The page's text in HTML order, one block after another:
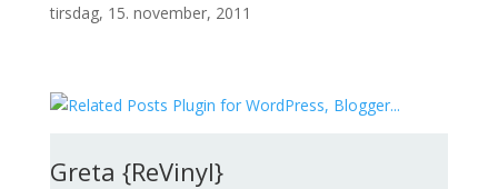
tirsdag, 15. november, 2011
Greta {ReVinyl}